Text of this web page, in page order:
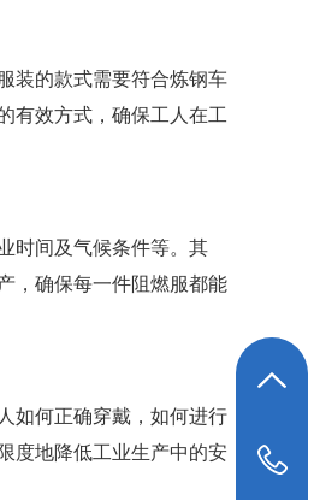
装的款式需要符合炼钢车
有效方式，确保工人在工
时间及气候条件等。其
，确保每一件阻燃服都能
如何正确穿戴，如何进行
度地降低工业生产中的安
19948039647